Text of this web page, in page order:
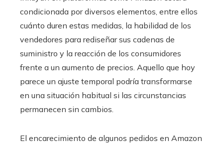
condicionada por diversos elementos, entre ellos
cuánto duren estas medidas, la habilidad de los
vendedores para rediseñar sus cadenas de
suministro y la reacción de los consumidores
frente a un aumento de precios. Aquello que hoy
parece un ajuste temporal podría transformarse
en una situación habitual si las circunstancias
permanecen sin cambios.
El encarecimiento de algunos pedidos en Amazon